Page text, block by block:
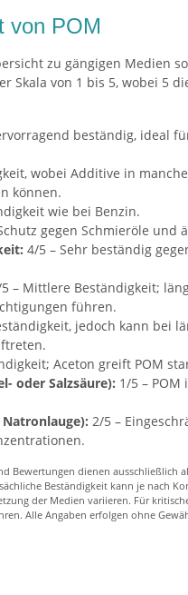
von POM
zu gängigen Medien
Skala von 1 bis 5, wobei 5
beständig, ideal
wobei Additive in
können.
wie bei Benzin.
gegen Schmieröle und
4/5 – Sehr beständig
– Mittlere Beständigkeit;
führen.
jedoch kann bei
Aceton greift POM
oder Salzsäure): 1/5 –
Natronlauge): 2/5 –
Bewertungen dienen ausschließlich
Beständigkeit kann je nach
der Medien variieren. Für
Alle Angaben erfolgen ohne